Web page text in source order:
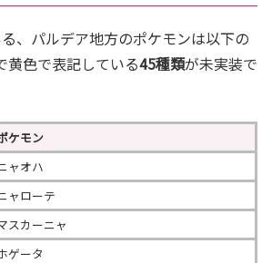
、パルデア地方のポケモンは以下の
黄色で表記している45種類が未実装で
ケモン
ャオハ
ャローテ
スカーニャ
ゲータ